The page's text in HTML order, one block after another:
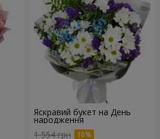
Яскравий букет на День
народження
1 554 грн